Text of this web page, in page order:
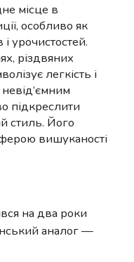
місце в
особливо як
урочистостей.
різдвяних
легкість і
підкреслити
стиль. Його
вишуканості
на два роки
аналог —